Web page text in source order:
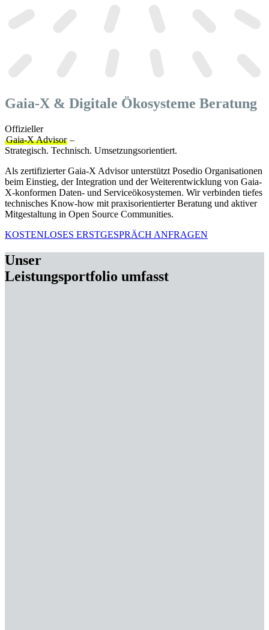
Gaia-X & Digitale Ökosysteme Beratung
Offizieller
Gaia-X Advisor –
Strategisch. Technisch. Umsetzungsorientiert.
Als zertifizierter Gaia-X Advisor unterstützt Posedio Organisationen
beim Einstieg, der Integration und der Weiterentwicklung von Gaia-
X-konformen Daten- und Serviceökosystemen. Wir verbinden tiefes
technisches Know-how mit praxisorientierter Beratung und aktiver
Mitgestaltung in Open Source Communities.
KOSTENLOSES ERSTGESPRÄCH ANFRAGEN
Unser
Leistungsportfolio umfasst